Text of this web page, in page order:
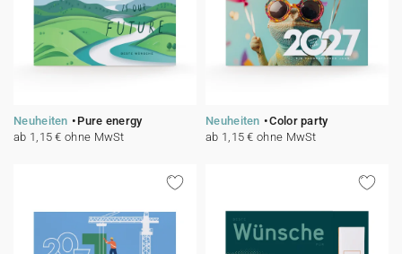
Neuheiten
Pure energy
ab 1,15 € ohne MwSt
Neuheiten
Color party
ab 1,15 € ohne MwSt